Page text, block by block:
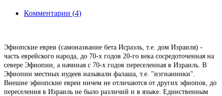
Комментарии (4)
Эфиопские евреи (самоназвание бета Исраэль, т.е. дом Израиля) -
часть еврейского народа, до 70-х годов 20-го века сосредоточенная на
севере Эфиопии, а начиная с 70-х годов переселенная в Израиль. В
Эфиопии местных иудеев называли фалаша, т.е. "изгнанники".
Внешне эфиопские евреи ничем не отличаются от других эфиопов, до
переселения в Израиль не было различий и в языке. Единственным